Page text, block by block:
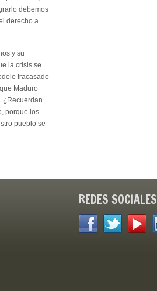
debemos
derecho a
y su
la crisis se
fracasado
Maduro
¿Recuerdan
porque los
pueblo se
REDES SOCIALES